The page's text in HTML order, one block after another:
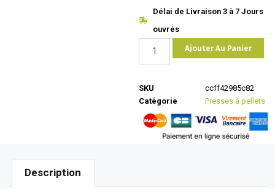
Délai de Livraison 3 à 7 Jours
ouvrés
Ajouter Au Panier
SKU
ccff42985c82
Catégorie
Presses à pellets
Description